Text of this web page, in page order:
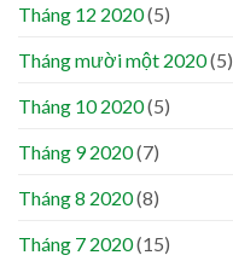
Tháng 12 2020(5)
Tháng mười một 2020(5)
Tháng 10 2020(5)
Tháng 9 2020(7)
Tháng 8 2020(8)
Tháng 7 2020(15)